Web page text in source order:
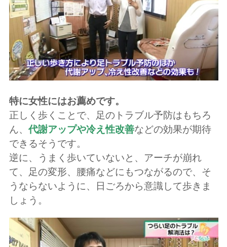
特に女性にはお薦めです。
正しく歩くことで、足のトラブル予防はもちろ
ん、代謝アップや冷え性改善などの効果が期待
できるそうです。
逆に、うまく歩いていないと、アーチが崩れ
て、足の変形、腰痛などにもつながるので、そ
うならないように、日ごろから意識して歩きま
しょう。